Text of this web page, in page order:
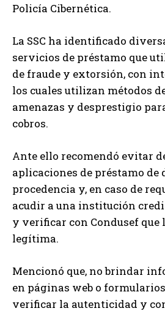
Policía Cibernética.
La SSC ha identificado
servicios de préstamo que
de fraude y extorsión, con
los cuales utilizan métodos
amenazas y desprestigio
cobros.
Ante ello recomendó evitar
aplicaciones de préstamo de
procedencia y, en caso de
acudir a una institución
y verificar con Condusef
legítima.
Mencionó que, no brindar
en páginas web o
verificar la autenticidad y